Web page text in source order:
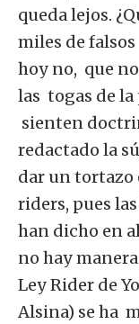
queda lejos.
miles de
hoy no, que
las togas de la
sienten
redactado la
dar un tortazo
riders, pues
han dicho en
no hay
Ley Rider de
Alsina) se ha